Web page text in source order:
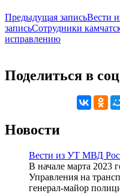
Предыдущая записьВести
записьСотрудники
исправлению
Поделиться в
Новости
Вести из УТ МВД
В начале марта 2023
Управления на
генерал-майор